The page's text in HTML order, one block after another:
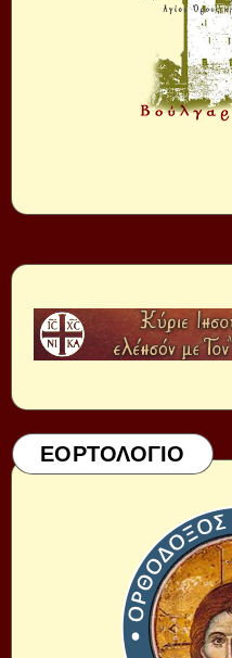
ΕΟΡΤΟΛΟΓΙΟ